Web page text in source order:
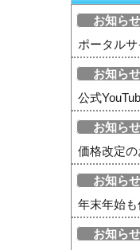
お知らせ
ポータル
お知らせ
公式
お知らせ
価格改定
お知らせ
年末年始も
お知らせ